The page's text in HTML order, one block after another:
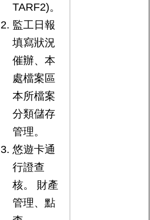
TARF2)。
監工日報
填寫狀況
催辦、本
處檔案區
本所檔案
分類儲存
管理。
悠遊卡通
行證查
核。 財產
管理、點